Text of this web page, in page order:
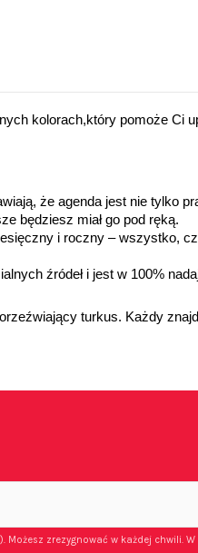
kolorach,który pomoże Ci
że agenda jest nie tylko
będziesz miał go pod ręką.
i roczny – wszystko,
źródeł i jest w 100%
turkus. Każdy
zrezygnować w każdej chwili.